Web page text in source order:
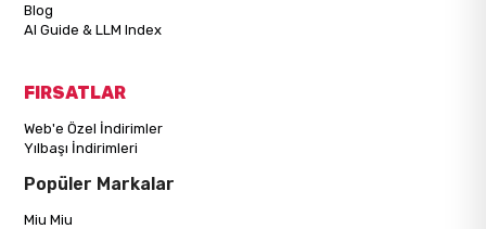
Blog
AI Guide & LLM Index
FIRSATLAR
Web'e Özel İndirimler
Yılbaşı İndirimleri
Popüler Markalar
Miu Miu